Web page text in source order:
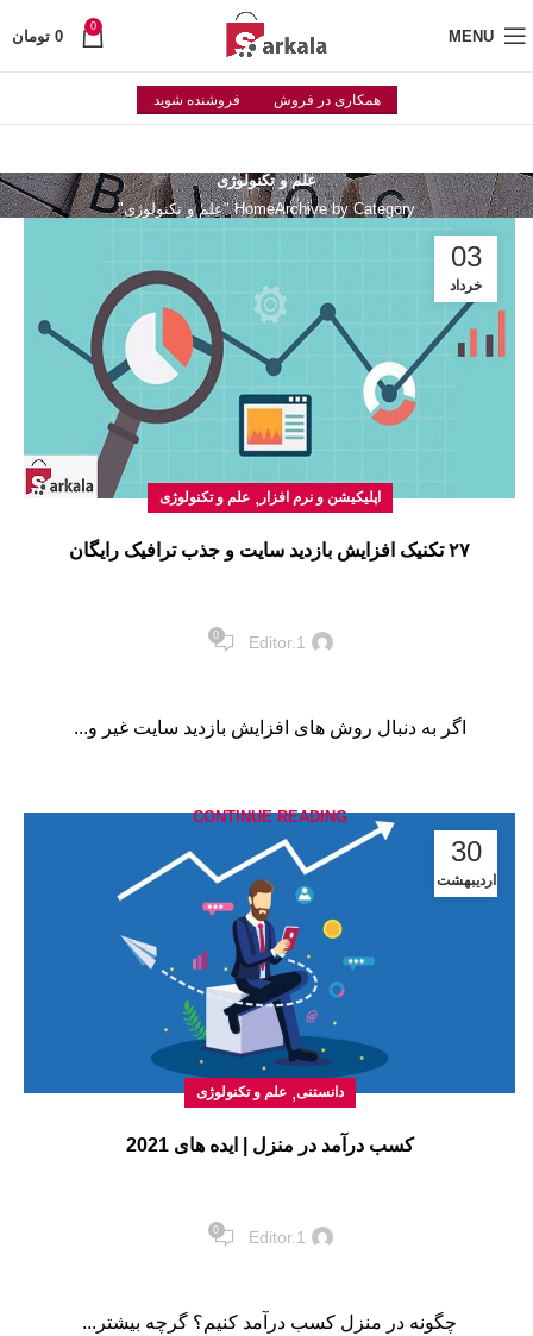
MENU
0
0 تومان
همکاری در فروش فروشنده شوید
علم و تکنولوژی
HomeArchive by Category "علم و تکنولوژی"
03
خرداد
اپلیکیشن و نرم افزار ,علم و تکنولوژی
۲۷ تکنیک افزایش بازدید سایت و جذب ترافیک رایگان
Editor.1
0
اگر به دنبال روش های افزایش بازدید سایت غیر و...
CONTINUE READING
30
اردیبهشت
دانستنی,علم و تکنولوژی
کسب درآمد در منزل | ایده های 2021
Editor.1
0
چگونه در منزل کسب درآمد کنیم؟ گرچه بیشتر...